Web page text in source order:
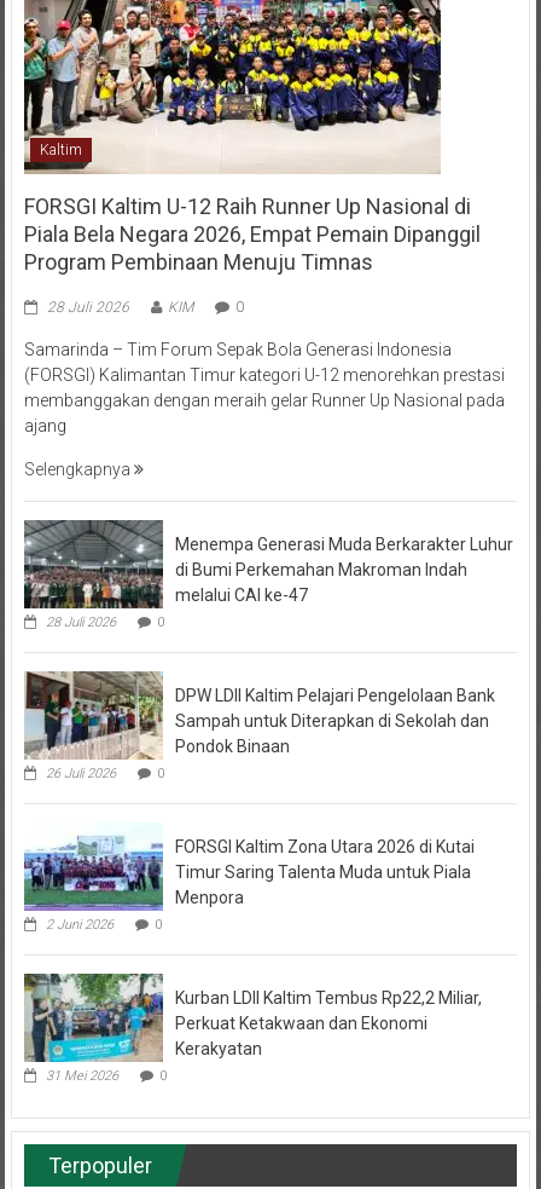
Kaltim
FORSGI Kaltim U-12 Raih Runner Up Nasional di
Piala Bela Negara 2026, Empat Pemain Dipanggil
Program Pembinaan Menuju Timnas
28 Juli 2026 KIM 0
Samarinda – Tim Forum Sepak Bola Generasi Indonesia
(FORSGI) Kalimantan Timur kategori U-12 menorehkan prestasi
membanggakan dengan meraih gelar Runner Up Nasional pada
ajang
Selengkapnya
Menempa Generasi Muda Berkarakter Luhur
di Bumi Perkemahan Makroman Indah
melalui CAI ke-47
28 Juli 2026 0
DPW LDII Kaltim Pelajari Pengelolaan Bank
Sampah untuk Diterapkan di Sekolah dan
Pondok Binaan
26 Juli 2026 0
FORSGI Kaltim Zona Utara 2026 di Kutai
Timur Saring Talenta Muda untuk Piala
Menpora
2 Juni 2026 0
Kurban LDII Kaltim Tembus Rp22,2 Miliar,
Perkuat Ketakwaan dan Ekonomi
Kerakyatan
31 Mei 2026 0
Terpopuler